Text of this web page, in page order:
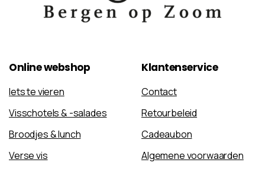
Onlinewebshop
Iets te vieren
Visschotels & -salades
Broodjes & lunch
Verse vis
Klantenservice
Contact
Retourbeleid
Cadeaubon
Algemene voorwaarden